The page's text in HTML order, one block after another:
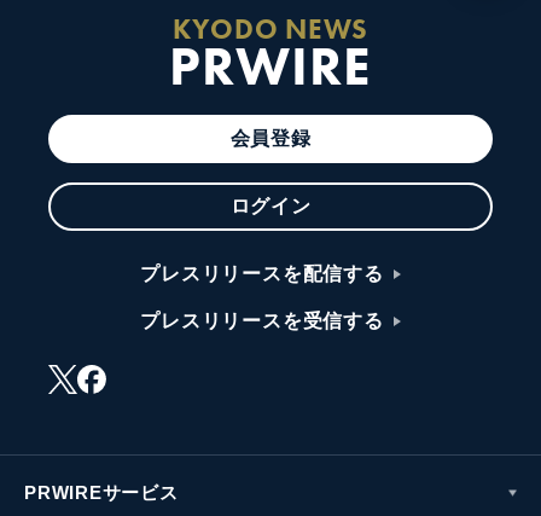
KYODO NEWS
PRWIRE
会員登録
ログイン
プレスリリースを配信する
プレスリリースを受信する
PRWIREサービス